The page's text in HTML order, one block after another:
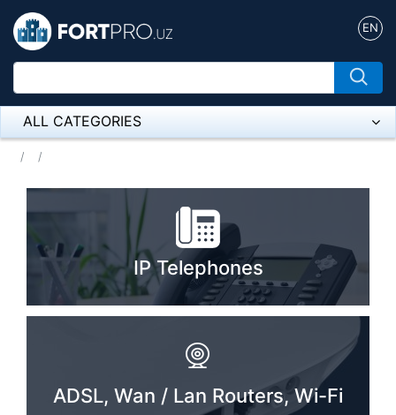
EN
ALL CATEGORIES
Микрофон
Напольные розетки
Оборудование Mikrotik
Пылесос
Спикерфон
ADSL, Wan / Lan Routers, Wi-Fi
IP Telephones
ADSL, Wan / Lan Routers, Wi-Fi